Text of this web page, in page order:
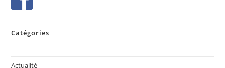
Catégories
Actualité